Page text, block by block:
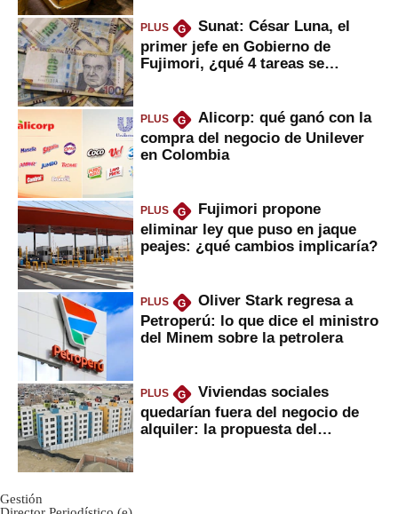
PLUS G
Sunat: César Luna, el
primer jefe en Gobierno de
Fujimori, ¿qué 4 tareas se
PLUS G
Alicorp: qué ganó con la
compra del negocio de Unilever
en Colombia
PLUS G
Fujimori propone
eliminar ley que puso en jaque
peajes: ¿qué cambios implicaría?
PLUS G
Oliver Stark regresa a
Petroperú: lo que dice el ministro
del Minem sobre la petrolera
PLUS G
Viviendas sociales
quedarían fuera del negocio de
alquiler: la propuesta del
Gestión